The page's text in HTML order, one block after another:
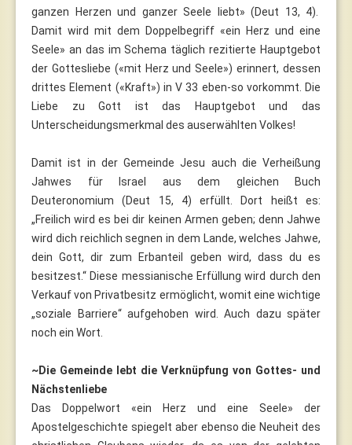
ganzen Herzen und ganzer Seele liebt» (Deut 13, 4).
Damit wird mit dem Doppelbegriff «ein Herz und eine
Seele» an das im Schema täglich rezitierte Hauptgebot
der Gottesliebe («mit Herz und Seele») erinnert, dessen
drittes Element («Kraft») in V 33 eben-so vorkommt. Die
Liebe zu Gott ist das Hauptgebot und das
Unterscheidungsmerkmal des auserwählten Volkes!
Damit ist in der Gemeinde Jesu auch die Verheißung
Jahwes für Israel aus dem gleichen Buch
Deuteronomium (Deut 15, 4) erfüllt. Dort heißt es:
„Freilich wird es bei dir keinen Armen geben; denn Jahwe
wird dich reichlich segnen in dem Lande, welches Jahwe,
dein Gott, dir zum Erbanteil geben wird, dass du es
besitzest.“ Diese messianische Erfüllung wird durch den
Verkauf von Privatbesitz ermöglicht, womit eine wichtige
„soziale Barriere“ aufgehoben wird. Auch dazu später
noch ein Wort.
~Die Gemeinde lebt die Verknüpfung von Gottes- und
Nächstenliebe
Das Doppelwort «ein Herz und eine Seele» der
Apostelgeschichte spiegelt aber ebenso die Neuheit des